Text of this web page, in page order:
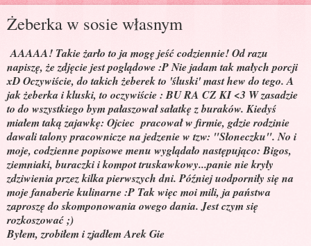
Żeberka w sosie własnym
AAAAA! Takie żarło to ja mogę jeść codziennie! Od razu
napiszę, że zdjęcie jest poglądowe :P Nie jadam tak małych porcji
xD Oczywiście, do takich żeberek to 'śluski' mast hew do tego. A
jak żeberka i kluski, to oczywiście : BU RA CZ KI <3 W zasadzie
to do wszystkiego bym pałaszował sałatkę z buraków. Kiedyś
miałem taką zajawkę: Ojciec pracował w firmie, gdzie rodzinie
dawali talony pracownicze na jedzenie w tzw: "Słoneczku". No i
moje, codzienne popisowe menu wyglądało następująco: Bigos,
ziemniaki, buraczki i kompot truskawkowy...panie nie kryły
zdziwienia przez kilka pierwszych dni. Później uodporniły się na
moje fanaberie kulinarne :P Tak więc moi mili, ja państwa
zaproszę do skomponowania owego dania. Jest czym się
rozkoszować ;)
Byłem, zrobiłem i zjadłem Arek Gie